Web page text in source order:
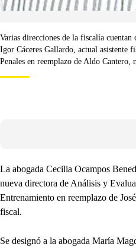
Varias direcciones de la fiscalía cuentan
Igor Cáceres Gallardo, actual asistente
Penales en reemplazo de Aldo Cantero,
La abogada Cecilia Ocampos
nueva directora de Análisis y
Entrenamiento en reemplazo de
fiscal.
Se designó a la abogada María